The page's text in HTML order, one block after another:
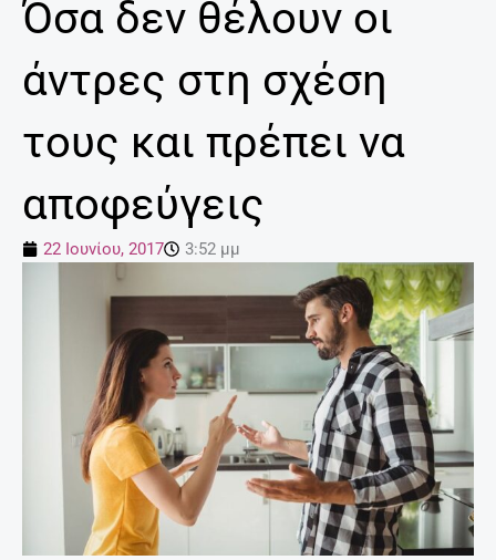
Όσα δεν θέλουν οι
άντρες στη σχέση
τους και πρέπει να
αποφεύγεις
22 Ιουνίου, 2017 3:52 μμ